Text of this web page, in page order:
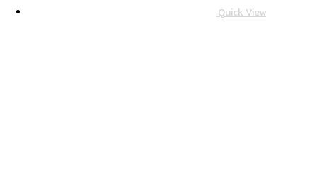
Quick View